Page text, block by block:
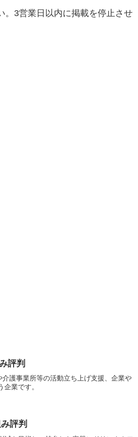
。3営業日以内に掲載を停止させ
評判
護事業所等の活動立ち上げ支援、企業や
業です。
評判